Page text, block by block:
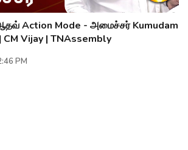
Action Mode - அமைச்சர் Kumudam
CM Vijay | TNAssembly
PM